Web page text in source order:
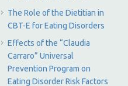
The Role of the Dietitian in
CBT-E for Eating Disorders
Effects of the “Claudia
Carraro” Universal
Prevention Program on
Eating Disorder Risk Factors